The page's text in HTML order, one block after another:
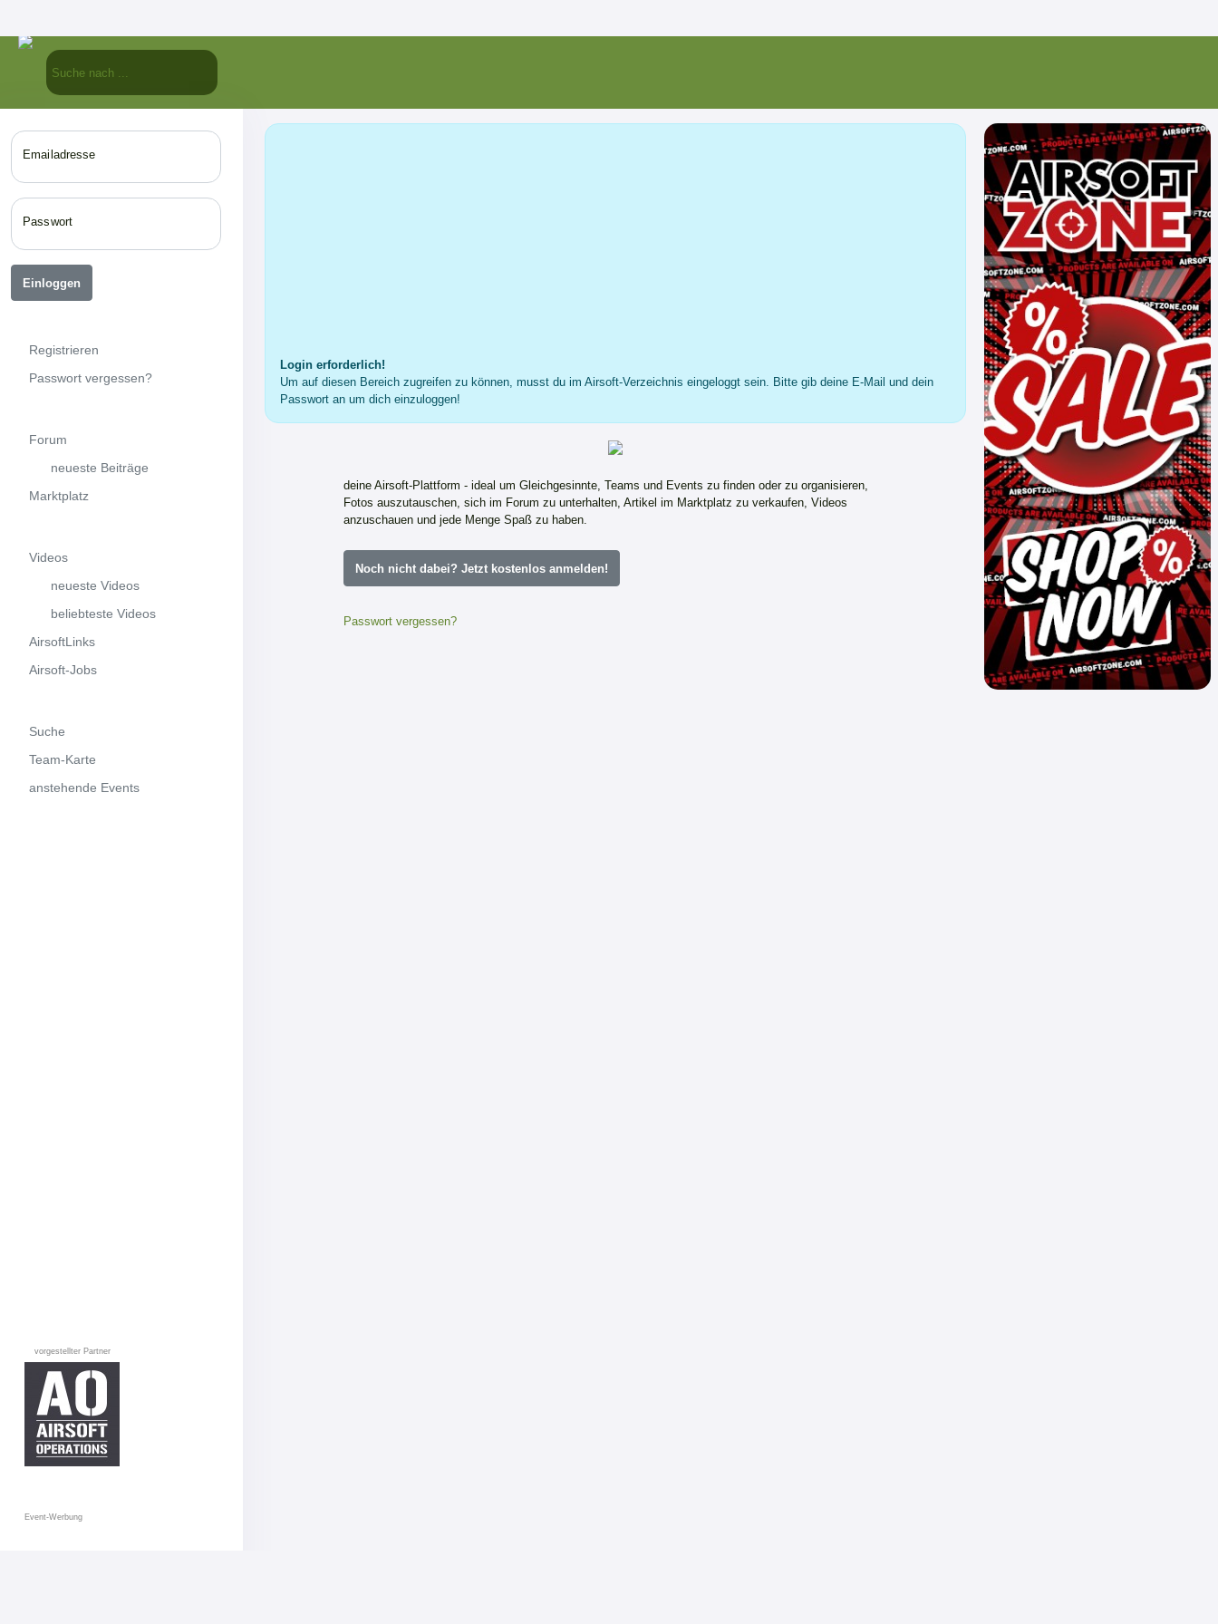
Emailadresse
Passwort
Einloggen
Registrieren
Passwort vergessen?
Forum
neueste Beiträge
Marktplatz
Videos
neueste Videos
beliebteste Videos
AirsoftLinks
Airsoft-Jobs
Suche
Team-Karte
anstehende Events
vorgestellter Partner
Event-Werbung
Login erforderlich!
Um auf diesen Bereich zugreifen zu können, musst du im Airsoft-Verzeichnis eingeloggt sein. Bitte gib deine E-Mail und dein
Passwort an um dich einzuloggen!
deine Airsoft-Plattform - ideal um Gleichgesinnte, Teams und Events zu finden oder zu organisieren,
Fotos auszutauschen, sich im Forum zu unterhalten, Artikel im Marktplatz zu verkaufen, Videos
anzuschauen und jede Menge Spaß zu haben.
Noch nicht dabei? Jetzt kostenlos anmelden!
Passwort vergessen?